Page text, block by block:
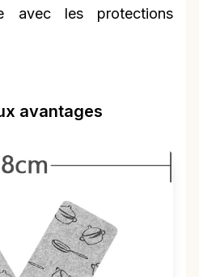
avec les protections
avantages